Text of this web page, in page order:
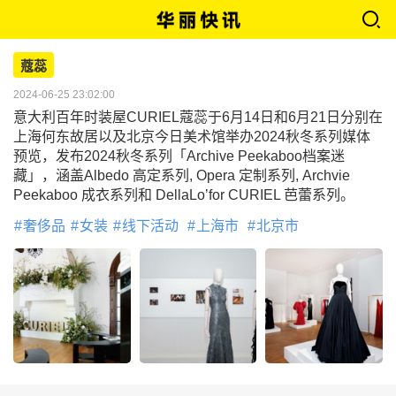
蔻蕊
2024-06-25 23:02:00
意大利百年时装屋CURIEL蔻蕊于6月14日和6月21日分别在
上海何东故居以及北京今日美术馆举办2024秋冬系列媒体
预览，发布2024秋冬系列「Archive Peekaboo档案迷
藏」，涵盖Albedo 高定系列, Opera 定制系列, Archvie
Peekaboo 成衣系列和 DellaLo’for CURIEL 芭蕾系列。
奢侈品 女装 线下活动 上海市 北京市